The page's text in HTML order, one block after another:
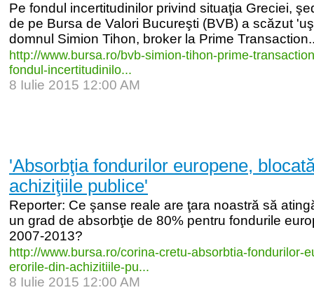
Pe fondul incertitudinilor privind situaţia Greciei,
de pe Bursa de Valori Bucureşti (BVB) a scăzut
domnul Simion Tihon, broker la Prime
http://www.bursa.ro/bvb-simion-tihon-prime-
fondul-incertitudinilo...
8 Iulie 2015 12:00 AM
'Absorbţia fondurilor europene,
achiziţiile publice'
Reporter: Ce şanse reale are ţara noastră să
un grad de absorbţie de 80% pentru fondurile
2007-2013?
http://www.bursa.ro/corina-cretu-absorbtia-fondurilor-
erorile-din-achizitiile-pu...
8 Iulie 2015 12:00 AM